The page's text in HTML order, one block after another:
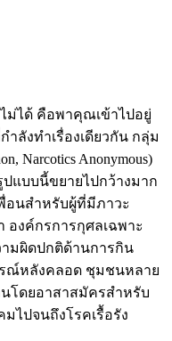
ม่ได้ คือพาคุณเข้าไปอยู่
ลังทำเรื่องเดียวกัน กลุ่ม
Narcotics Anonymous)
แบบนี้ขยายไปกว้างมาก
นสำหรับผู้ที่มีภาวะ
องค์กรการกุศลเฉพาะ
มผิดปกติด้านการกิน
รณ์หลังคลอด ชุมชนหลาย
โดยอาสาสมัครสำหรับ
ไปจนถึงโรคเรื้อรัง